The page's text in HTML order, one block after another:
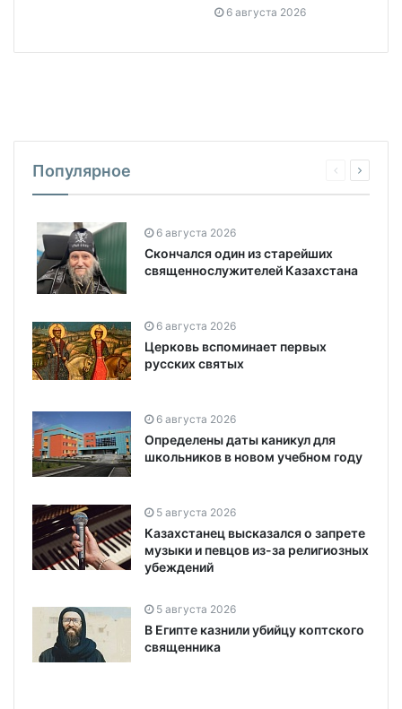
6 августа 2026
Популярное
6 августа 2026
Скончался один из старейших
священнослужителей Казахстана
6 августа 2026
Церковь вспоминает первых
русских святых
6 августа 2026
Определены даты каникул для
школьников в новом учебном году
5 августа 2026
Казахстанец высказался о запрете
музыки и певцов из-за религиозных
убеждений
5 августа 2026
В Египте казнили убийцу коптского
священника